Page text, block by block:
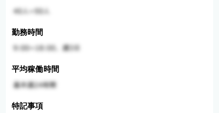
勤務時間
平均稼働時間
特記事項